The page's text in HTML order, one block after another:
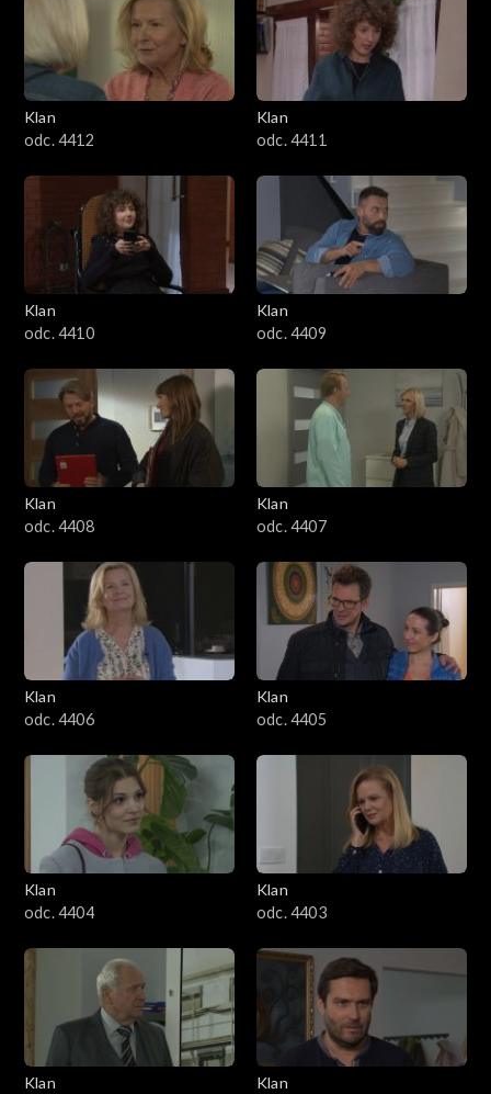
Klan
odc. 4412
Klan
odc. 4411
Klan
odc. 4410
Klan
odc. 4409
Klan
odc. 4408
Klan
odc. 4407
Klan
odc. 4406
Klan
odc. 4405
Klan
odc. 4404
Klan
odc. 4403
Klan
Klan